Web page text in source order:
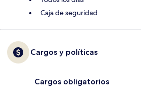
Caja de seguridad
Cargos y políticas
Cargos obligatorios